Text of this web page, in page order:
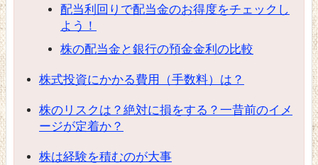
配当利回りで配当金のお得度をチェックし
よう！
株の配当金と銀行の預金金利の比較
株式投資にかかる費用（手数料）は？
株のリスクは？絶対に損をする？一昔前のイメ
ージが定着か？
株は経験を積むのが大事